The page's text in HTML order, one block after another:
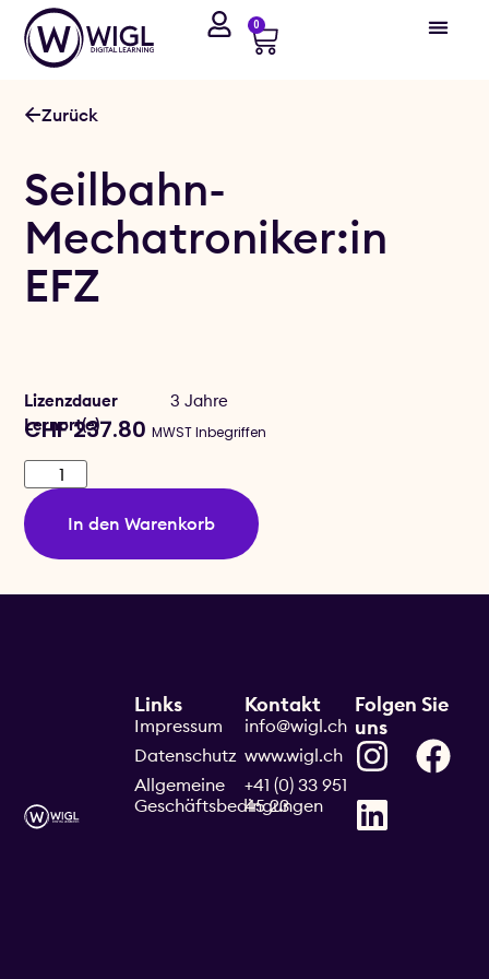
0
Zurück
Seilbahn-
Mechatroniker:in
EFZ
Lizenzdauer
3 Jahre
Lernort(e)
CHF237.80 MWST Inbegriffen
In den Warenkorb
Kontakt
info@wigl.ch
www.wigl.ch
+41 (0) 33 951
45 23
Links
Impressum
Datenschutz
Allgemeine
Geschäftsbedingungen
Folgen Sie
uns